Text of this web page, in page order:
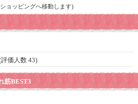
ョッピングへ移動します)
評価人数 43)
筋BEST3